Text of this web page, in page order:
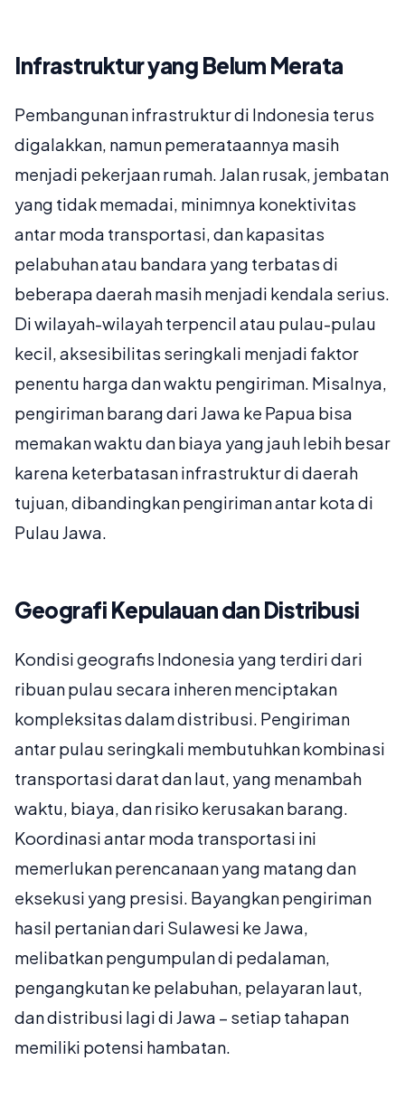
Infrastruktur yang Belum Merata
Pembangunan infrastruktur di Indonesia terus
digalakkan, namun pemerataannya masih
menjadi pekerjaan rumah. Jalan rusak, jembatan
yang tidak memadai, minimnya konektivitas
antar moda transportasi, dan kapasitas
pelabuhan atau bandara yang terbatas di
beberapa daerah masih menjadi kendala serius.
Di wilayah-wilayah terpencil atau pulau-pulau
kecil, aksesibilitas seringkali menjadi faktor
penentu harga dan waktu pengiriman. Misalnya,
pengiriman barang dari Jawa ke Papua bisa
memakan waktu dan biaya yang jauh lebih besar
karena keterbatasan infrastruktur di daerah
tujuan, dibandingkan pengiriman antar kota di
Pulau Jawa.
Geografi Kepulauan dan Distribusi
Kondisi geografis Indonesia yang terdiri dari
ribuan pulau secara inheren menciptakan
kompleksitas dalam distribusi. Pengiriman
antar pulau seringkali membutuhkan kombinasi
transportasi darat dan laut, yang menambah
waktu, biaya, dan risiko kerusakan barang.
Koordinasi antar moda transportasi ini
memerlukan perencanaan yang matang dan
eksekusi yang presisi. Bayangkan pengiriman
hasil pertanian dari Sulawesi ke Jawa,
melibatkan pengumpulan di pedalaman,
pengangkutan ke pelabuhan, pelayaran laut,
dan distribusi lagi di Jawa – setiap tahapan
memiliki potensi hambatan.